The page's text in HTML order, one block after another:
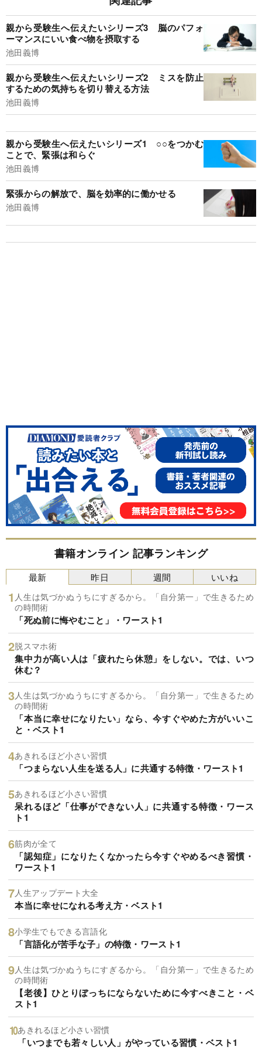
親から受験生へ伝えたいシリーズ3 脳のパフォ
ーマンスにいい食べ物を摂取する
池田義博
親から受験生へ伝えたいシリーズ2 ミスを防止
するための気持ちを切り替える方法
池田義博
親から受験生へ伝えたいシリーズ1 ○○をつかむ
ことで、緊張は和らぐ
池田義博
緊張からの解放で、脳を効率的に働かせる
池田義博
書籍オンライン 記事ランキング
最新
人生は気づかぬうちにすぎるから。「自分第一」で生きるため
の時間術
「死ぬ前に悔やむこと」・ワースト1
脱スマホ術
集中力が高い人は「疲れたら休憩」をしない。では、いつ
休む？
人生は気づかぬうちにすぎるから。「自分第一」で生きるため
の時間術
「本当に幸せになりたい」なら、今すぐやめた方がいいこ
と・ベスト1
あきれるほど小さい習慣
「つまらない人生を送る人」に共通する特徴・ワースト1
あきれるほど小さい習慣
呆れるほど「仕事ができない人」に共通する特徴・ワース
ト1
筋肉が全て
「認知症」になりたくなかったら今すぐやめるべき習慣・
ワースト1
人生アップデート大全
本当に幸せになれる考え方・ベスト1
小学生でもできる言語化
「言語化が苦手な子」の特徴・ワースト1
人生は気づかぬうちにすぎるから。「自分第一」で生きるため
の時間術
【老後】ひとりぼっちにならないために今すべきこと・ベ
スト1
あきれるほど小さい習慣
「いつまでも若々しい人」がやっている習慣・ベスト1
昨日 週間 いいね